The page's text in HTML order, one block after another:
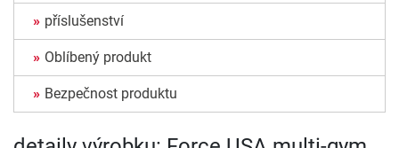
příslušenství
Oblíbený produkt
Bezpečnost produktu